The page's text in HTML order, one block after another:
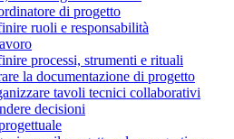
di progetto
ruoli e responsabilità
processi, strumenti e rituali
la documentazione di progetto
tavoli tecnici collaborativi
decisioni